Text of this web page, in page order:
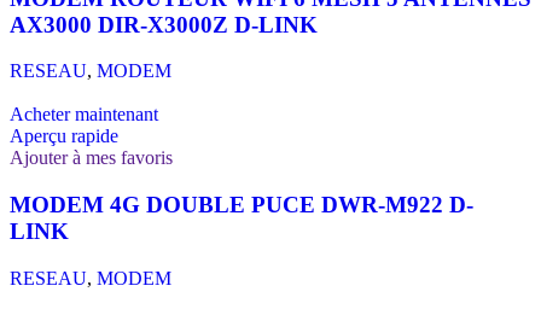
AX3000 DIR-X3000Z D-LINK
RESEAU, MODEM
Acheter maintenant
Aperçu rapide
Ajouter à mes favoris
MODEM 4G DOUBLE PUCE DWR-M922 D-
LINK
RESEAU, MODEM